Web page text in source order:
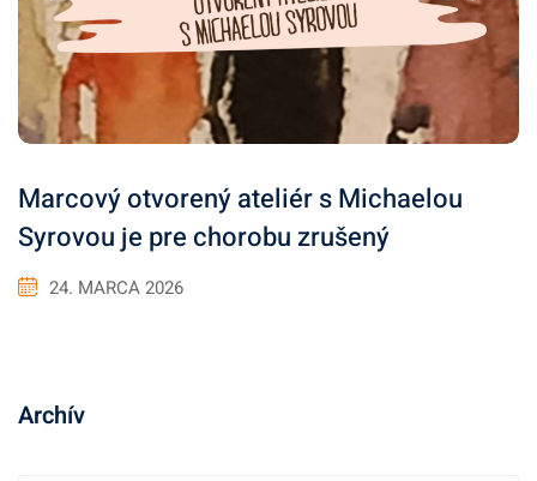
Marcový otvorený ateliér s Michaelou
Syrovou je pre chorobu zrušený
24. MARCA 2026
Archív